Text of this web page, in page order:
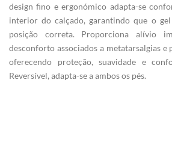
design fino e ergonómico adapta-se
interior do calçado, garantindo que o
posição correta. Proporciona alívio
desconforto associados a metatarsalgias e
oferecendo proteção, suavidade e
Reversível, adapta-se a ambos os pés.